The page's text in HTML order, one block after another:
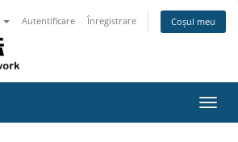
Autentificare Înregistrare Coșul meu